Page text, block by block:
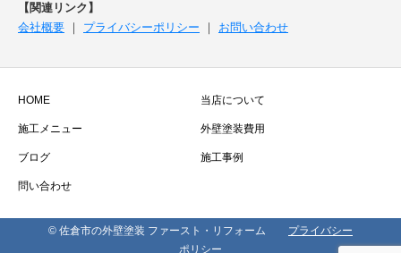
【関連リンク】
会社概要 ｜ プライバシーポリシー ｜ お問い合わせ
HOME 当店について
施工メニュー 外壁塗装費用
ブログ 施工事例
問い合わせ
© 佐倉市の外壁塗装 ファースト・リフォーム
プライバシー
ポリシー